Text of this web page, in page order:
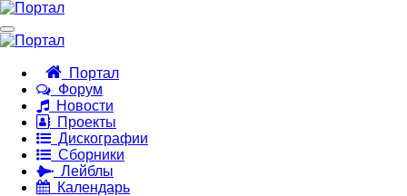
Портал
Форум
Новости
Проекты
Дискографии
Сборники
Лейблы
Календарь